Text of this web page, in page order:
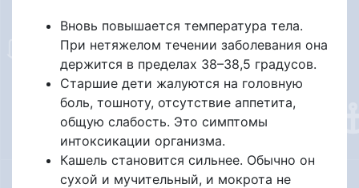
Вновь повышается температура тела.
При нетяжелом течении заболевания она
держится в пределах 38–38,5 градусов.
Старшие дети жалуются на головную
боль, тошноту, отсутствие аппетита,
общую слабость. Это симптомы
интоксикации организма.
Кашель становится сильнее. Обычно он
сухой и мучительный, и мокрота не